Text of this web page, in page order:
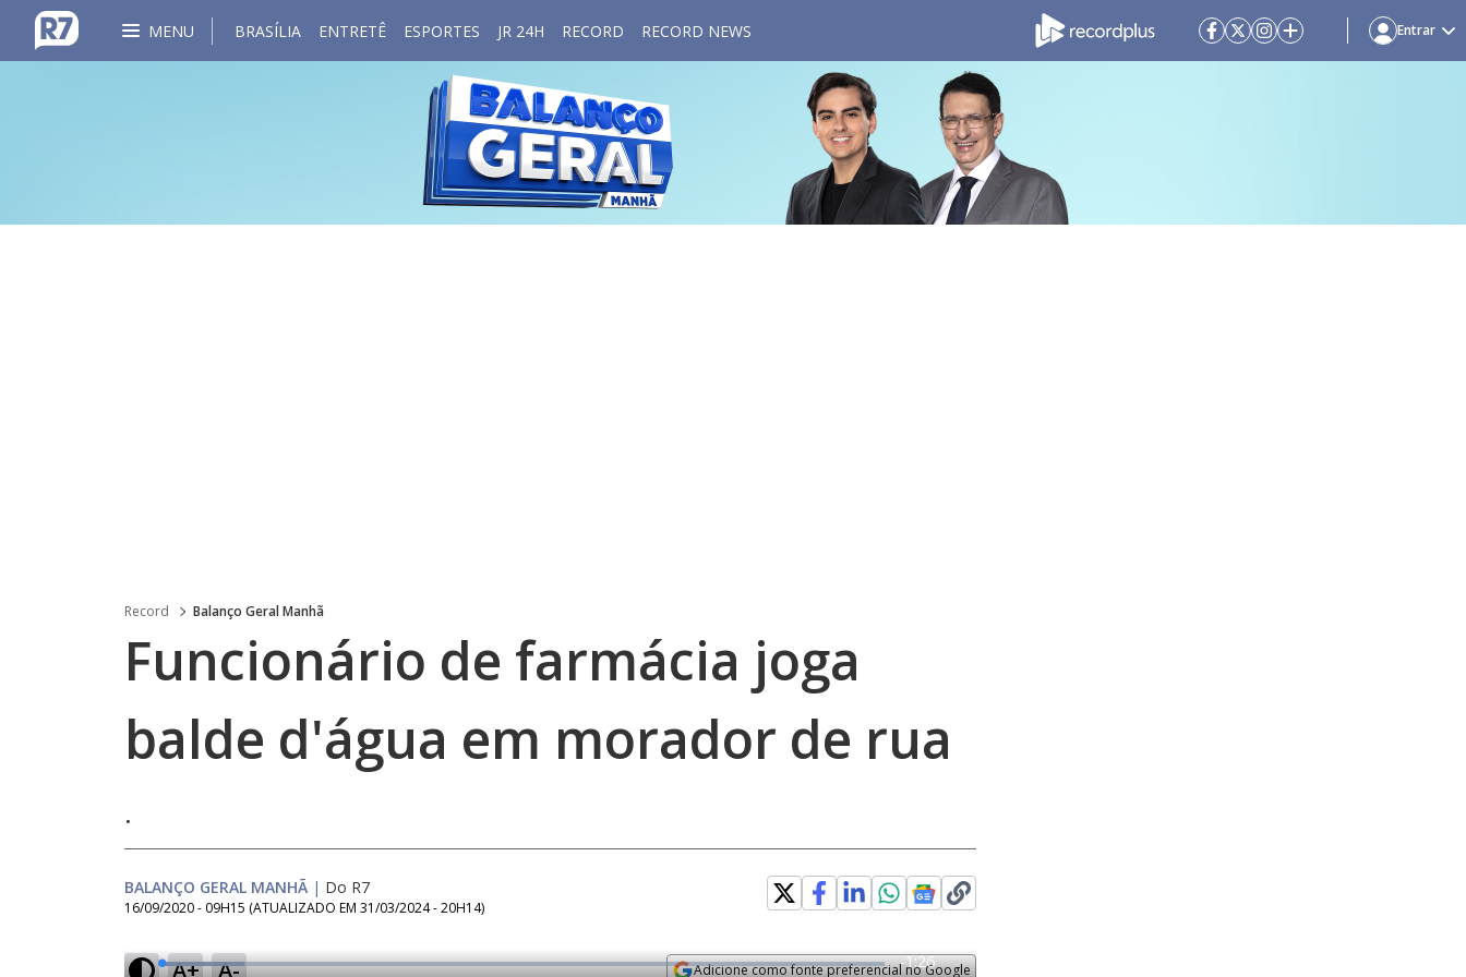
MENU BRASÍLIA ENTRETÊ ESPORTES JR 24H RECORD RECORD NEWS Entrar
Record Balanço Geral Manhã
Funcionário de farmácia joga
balde d'água em morador de rua
.
BALANÇO GERAL MANHÃ | Do R7
16/09/2020 - 09H15 (ATUALIZADO EM 31/03/2024 - 20H14)
A+ A- Adicione como fonte preferencial no Google
L
R
-1:26